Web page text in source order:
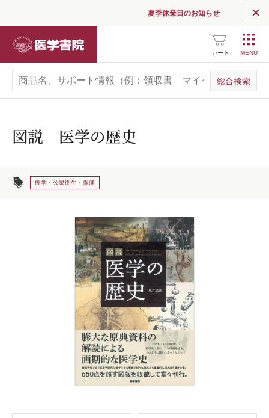
夏季休業日のお知らせ
カート
図説 医学の歴史
疫学・公衆衛生・保健